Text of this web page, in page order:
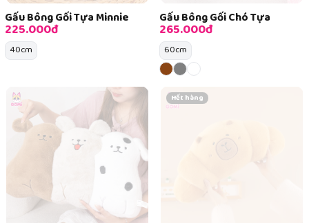
Gấu Bông Gối Tựa Minnie
225.000đ
40cm
Gấu Bông Gối Chó Tựa
265.000đ
60cm
Hết hàng